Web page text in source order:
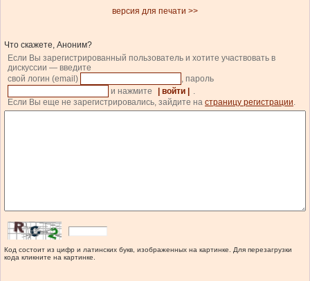
версия для печати >>
Что скажете, Аноним?
Если Вы зарегистрированный пользователь и хотите участвовать в
дискуссии — введите
свой логин (email)
, пароль
и нажмите
| войти |
.
Если Вы еще не зарегистрировались, зайдите на страницу регистрации.
Код состоит из цифр и латинских букв, изображенных на картинке. Для перезагрузки
кода кликните на картинке.